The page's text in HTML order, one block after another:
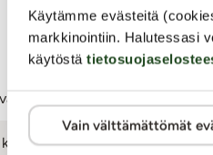
Käytämme evästeitä
markkinointiin. Halutessasi
käytöstä
Vain välttämättömät
on merkitty